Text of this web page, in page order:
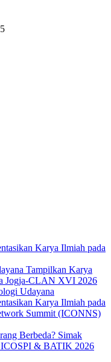
Karya Ilmiah pada
Tampilkan Karya
Jogja-CLAN XVI 2026
Udayana
Karya Ilmiah pada
Summit (ICONNS)
Berbeda? Simak
ICOSPI & BATIK 2026